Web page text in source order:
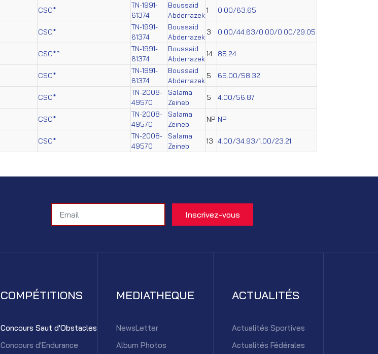
CSO*
TN-1991-
61374
Boussaid
Abderrazek
1 0.00/63.65
CSO*
TN-1991-
61374
Boussaid
Abderrazek
3 0.00/44.63/0.00/0.00/29.05
CSO**
TN-1991-
61374
Boussaid
Abderrazek
14 85.24
CSO*
TN-1991-
61374
Boussaid
Abderrazek
5 65.00/58.32
CSO*
TN-2008-
49570
Salama
Zeineb
5 4.00/56.87
CSO*
TN-2008-
49570
Salama
Zeineb
NP NP
CSO*
TN-2008-
49570
Salama
Zeineb
13 4.00/34.93/1.00/23.21
COMPÉTITIONS
Concours Saut d'Obstacles
Concours d'Endurance
MEDIATHEQUE
NewsLetter
Album Photos
ACTUALITÉS
Actualités Sportives
Actualités Fédérales